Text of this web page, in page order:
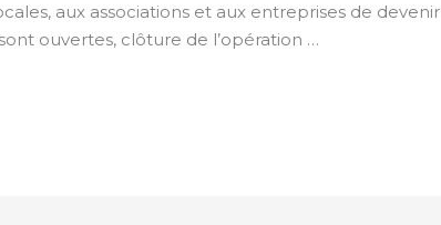
aux associations et aux entreprises de devenir
ouvertes, clôture de l’opération …